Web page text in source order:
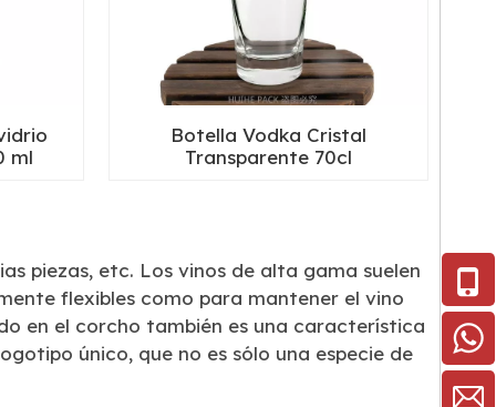
ml
Botella Vodka Cristal
Transparente 70cl
piezas, etc. Los vinos de alta gama suelen
flexibles como para mantener el vino
en el corcho también es una característica
único, que no es sólo una especie de